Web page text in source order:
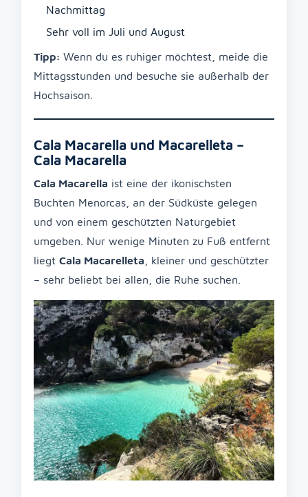
Nachmittag
Sehr voll im Juli und August
Tipp: Wenn du es ruhiger möchtest, meide die
Mittagsstunden und besuche sie außerhalb der
Hochsaison.
Cala Macarella und Macarelleta –
Cala Macarella
Cala Macarella ist eine der ikonischsten
Buchten Menorcas, an der Südküste gelegen
und von einem geschützten Naturgebiet
umgeben. Nur wenige Minuten zu Fuß entfernt
liegt Cala Macarelleta , kleiner und geschützter
– sehr beliebt bei allen, die Ruhe suchen.